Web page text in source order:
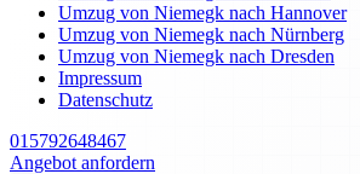
Umzug von Niemegk nach Hannover
Umzug von Niemegk nach Nürnberg
Umzug von Niemegk nach Dresden
Impressum
Datenschutz
015792648467
Angebot anfordern